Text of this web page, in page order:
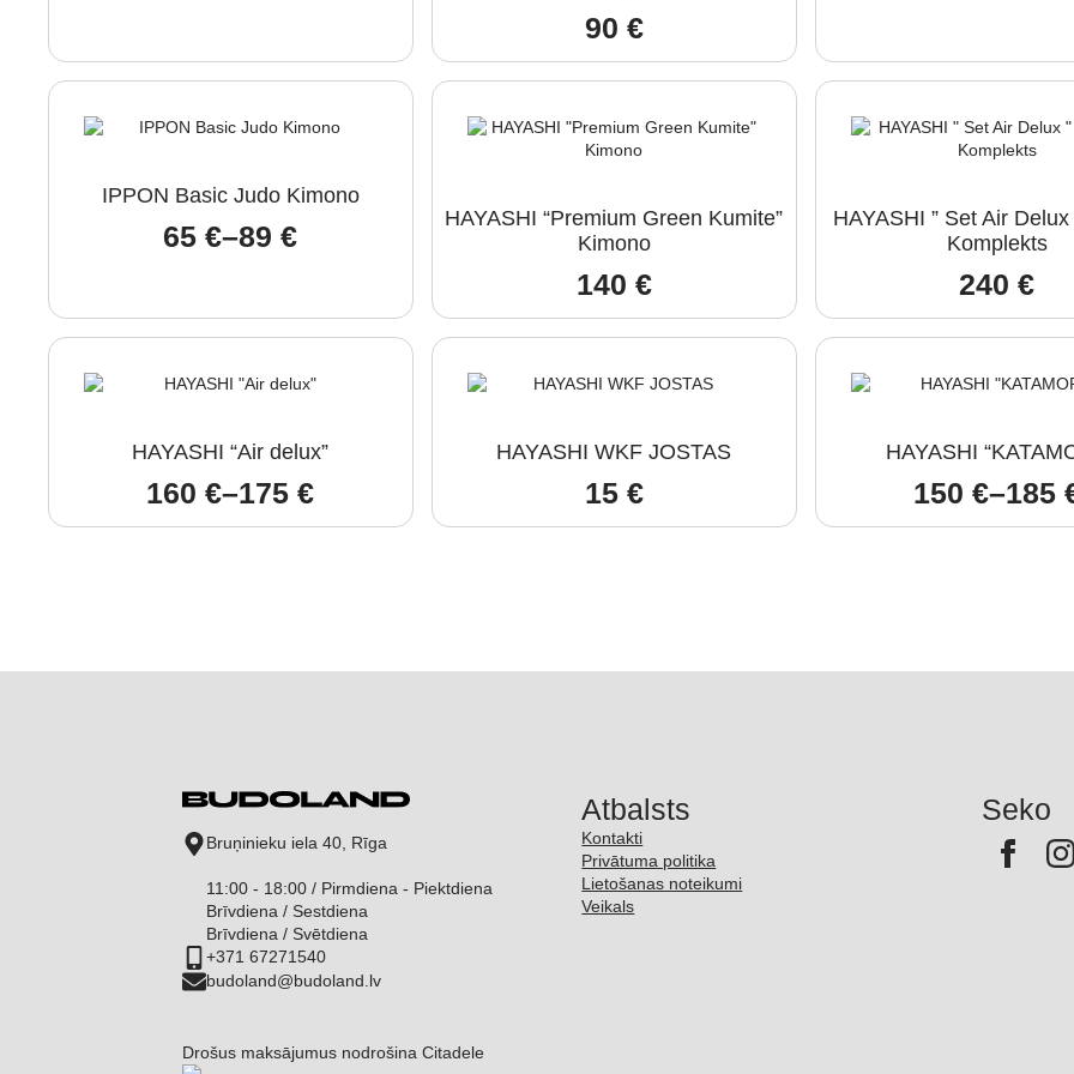
90 €
IPPON Basic Judo Kimono
65€–89€
Price
65 €
89 €
HAYASHI “Premium Green Kumite”
Kimono
140 €
HAYASHI ” Set Air
Komplekts
240€
HAYASHI “Air delux”
160€–175€
Price
HAYASHI WKF JOSTAS
15 €
HAYASHI
150 €–185
Price
Bruņinieku iela 40, Rīga
11:00 - 18:00 / Pirmdiena - Piektdiena
Brīvdiena / Sestdiena
Brīvdiena / Svētdiena
+371 67271540
budoland@budoland.lv
Atbalsts
Kontakti
Privātuma politika
Lietošanas noteikumi
Veikals
Seko
Drošus maksājumus nodrošina Citadele